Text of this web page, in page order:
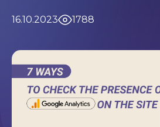
©2026 Svitsoft Digital Transformation
Автори
Карʼєра
16.10.2023 1788